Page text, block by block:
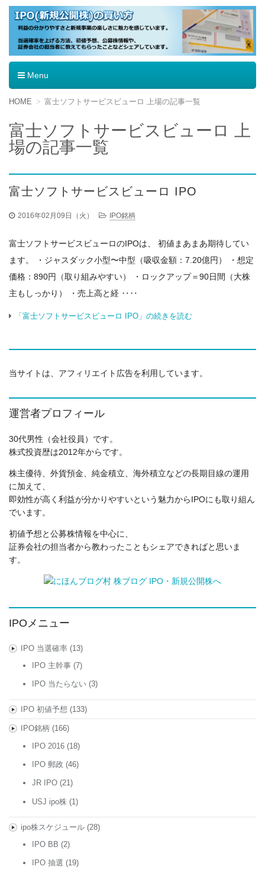
IPO（新規公開株）の買い方
Menu
コ
テ
ン
ツ
へ
HOME 富士ソフトサービスビューロ 上場の記事一覧
富士ソフトサービスビューロ 上
場の記事一覧
富士ソフトサービスビューロ IPO
2016年02月09日（火） IPO銘柄
富士ソフトサービスビューロのIPOは、 初値まあまあ期待してい
ます。 ・ジャスダック小型〜中型（吸収金額：7.20億円） ・想定
価格：890円（取り組みやすい） ・ロックアップ＝90日間（大株
主もしっかり） ・売上高と経 ‥‥
「富士ソフトサービスビューロ IPO」の続きを読む
当サイトは、アフィリエイト広告を利用しています。
運営者プロフィール
30代男性（会社役員）です。
株式投資歴は2012年からです。
株主優待、外貨預金、純金積立、海外積立などの長期目線の運用
に加えて、
即効性が高く利益が分かりやすいという魅力からIPOにも取り組ん
でいます。
初値予想と公募株情報を中心に、
証券会社の担当者から教わったこともシェアできればと思いま
す。
IPOメニュー
IPO 当選確率(13)
IPO 主幹事 (7)
IPO 当たらない (3)
IPO 初値予想 (133)
IPO銘柄 (166)
IPO 2016 (18)
IPO 郵政 (46)
JR IPO (21)
USJ ipo株 (1)
ipo株スケジュール(28)
IPO BB (2)
IPO 抽選 (19)